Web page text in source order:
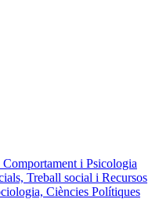
i Psicologia
Treball social i Recursos
Ciències Polítiques